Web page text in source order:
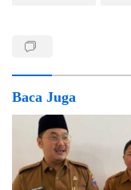
Baca Juga